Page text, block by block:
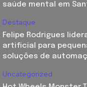
saúde mental em
Destaque
Felipe Rodrigues
artificial para
soluções de
Uncategorized